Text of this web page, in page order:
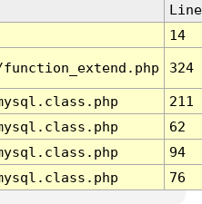
Line
14
324
211
62
94
76